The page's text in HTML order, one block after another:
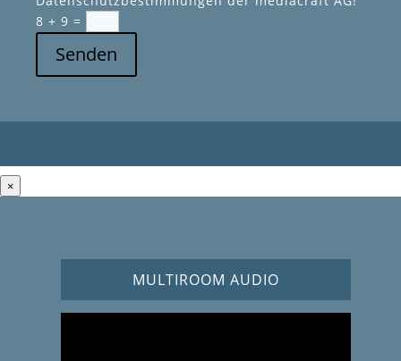
8 + 9 =
Senden
×
MULTIROOM AUDIO